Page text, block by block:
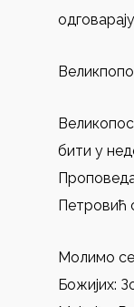
бити у
Петровић
Молимо
Божијих: